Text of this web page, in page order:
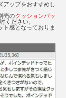
ので、サイズ
るとのことで
で、パンプス
になれたのも
ーカーばかり
、まだまだ捨
アップをおすすめし
売のクッションパッ
ください。
感となっておりま